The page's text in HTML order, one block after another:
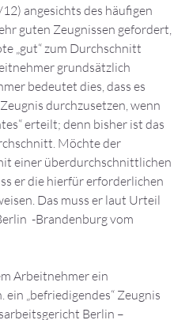
angesichts des häufigen
guten Zeugnissen gefordert,
„gut“ zum Durchschnitt
grundsätzlich
bedeutet dies, dass es
durchzusetzen, wenn
erteilt; denn bisher ist das
Möchte der
einer überdurchschnittlichen
er die hierfür erforderlichen
Das muss er laut Urteil
-Brandenburg vom
Arbeitnehmer ein
„befriedigendes“ Zeugnis
Berlin –